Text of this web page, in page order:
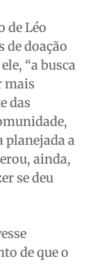
de Léo
de doação
“a busca
mais
das
planejada a
ainda,
se deu
de que o